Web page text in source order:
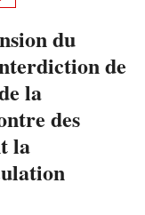
du
de
la
des
la